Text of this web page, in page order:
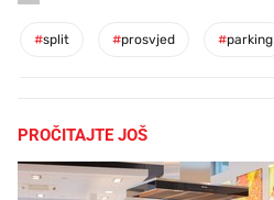
#split #prosvjed #parking
PROČITAJTE JOŠ